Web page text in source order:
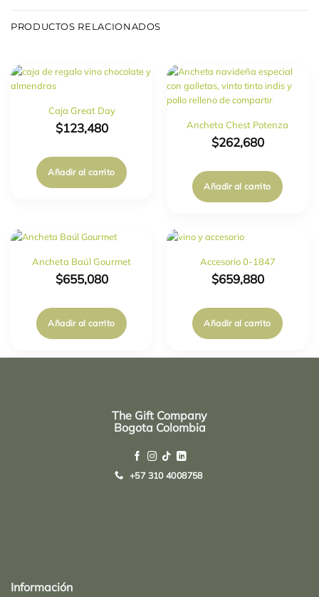
PRODUCTOS RELACIONADOS
Caja Great Day
$123,480
Añadir al carrito
Ancheta Chest Potenza
$262,680
Añadir al carrito
Ancheta Baúl Gourmet
$655,080
Añadir al carrito
Accesorio 0-1847
$659,880
Añadir al carrito
The Gift Company
Bogota Colombia
+57 310 4008758
2025-
Información